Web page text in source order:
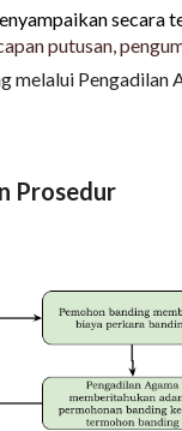
putusan,
melalui Pengadilan
Prosedur